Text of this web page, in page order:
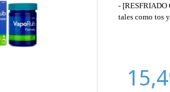
- [RESFRIADO
tales como tos